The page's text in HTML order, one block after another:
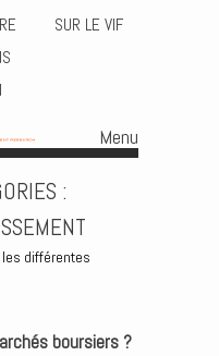
SUR LE VIF
Menu
:
différentes
boursiers ?